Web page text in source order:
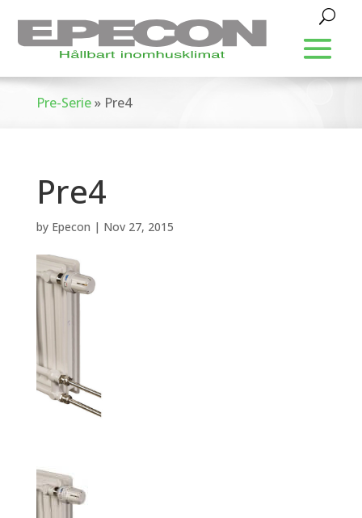
Pre-Serie» Pre4
Pre4
by Epecon | Nov 27, 2015